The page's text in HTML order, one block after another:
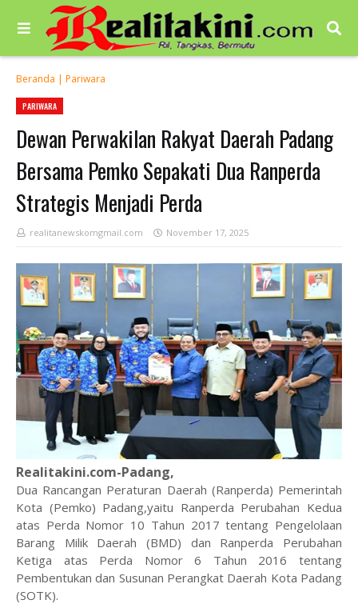
Beranda | Pariwara
PARIWARA
Dewan Perwakilan Rakyat Daerah Padang
Bersama Pemko Sepakati Dua Ranperda
Strategis Menjadi Perda
realitanewskomgmail.com November 17, 2025
Realitakini.com-Padang,
Dua Rancangan Peraturan Daerah (Ranperda) Pemerintah
Kota (Pemko) Padang,yaitu Ranperda Perubahan Kedua
atas Perda Nomor 10 Tahun 2017 tentang Pengelolaan
Barang Milik Daerah (BMD) dan Ranperda Perubahan
Ketiga atas Perda Nomor 6 Tahun 2016 tentang
Pembentukan dan Susunan Perangkat Daerah Kota Padang
(SOTK).